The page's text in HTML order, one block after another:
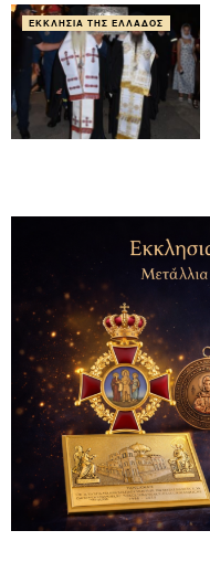
ΕΚΚΛΗΣΊΑ ΤΗΣ ΕΛΛΆΔΟΣ